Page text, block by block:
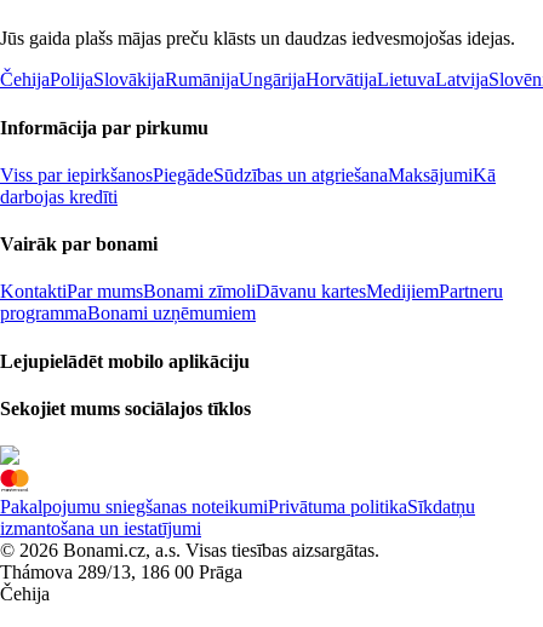
Jūs gaida plašs mājas preču klāsts un daudzas iedvesmojošas idejas.
ČehijaPolijaSlovākijaRumānijaUngārijaHorvātijaLietuvaLatvija
Informācija par pirkumu
Viss par iepirkšanosPiegādeSūdzības un atgriešanaMaksājumiKā
darbojas kredīti
Vairāk par bonami
KontaktiPar mumsBonami zīmoliDāvanu kartesMedijiemPartneru
programmaBonami uzņēmumiem
Lejupielādēt mobilo aplikāciju
Sekojiet mums sociālajos tīklos
Pakalpojumu sniegšanas noteikumiPrivātuma politikaSīkdatņu
izmantošana un iestatījumi
© 2026 Bonami.cz, a.s. Visas tiesības aizsargātas.
Thámova 289/13, 186 00 Prāga
Čehija